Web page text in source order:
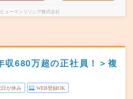
ヒューマンリソシア株式会社
収680万超の正社員！＞複
日が休み WEB登録OK